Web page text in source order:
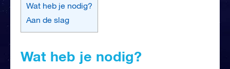
Wat heb je nodig?
Aan de slag
Wat heb je nodig?